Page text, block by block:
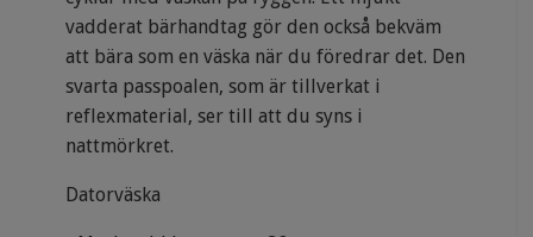
vadderat bärhandtag gör den också bekväm
att bära som en väska när du föredrar det. Den
svarta passpoalen, som är tillverkat i
reflexmaterial, ser till att du syns i
nattmörkret.
Datorväska